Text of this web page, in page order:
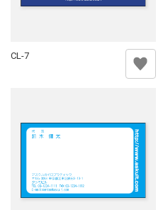
CL-7